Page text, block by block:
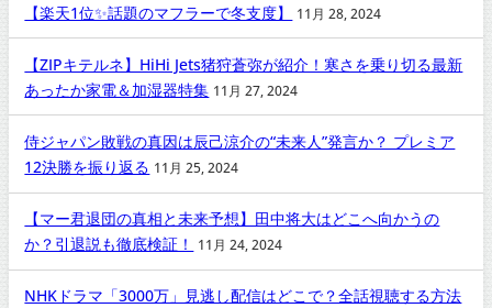
【楽天1位✨話題のマフラーで冬支度】
11月 28, 2024
【ZIPキテルネ】HiHi Jets猪狩蒼弥が紹介！寒さを乗り切る最新
あったか家電＆加湿器特集 11月 27, 2024
侍ジャパン敗戦の真因は辰己涼介の“未来人”発言か？ プレミア
12決勝を振り返る 11月 25, 2024
【マー君退団の真相と未来予想】田中将大はどこへ向かうの
か？引退説も徹底検証！
11月 24, 2024
NHKドラマ「3000万」見逃し配信はどこで？全話視聴する方法